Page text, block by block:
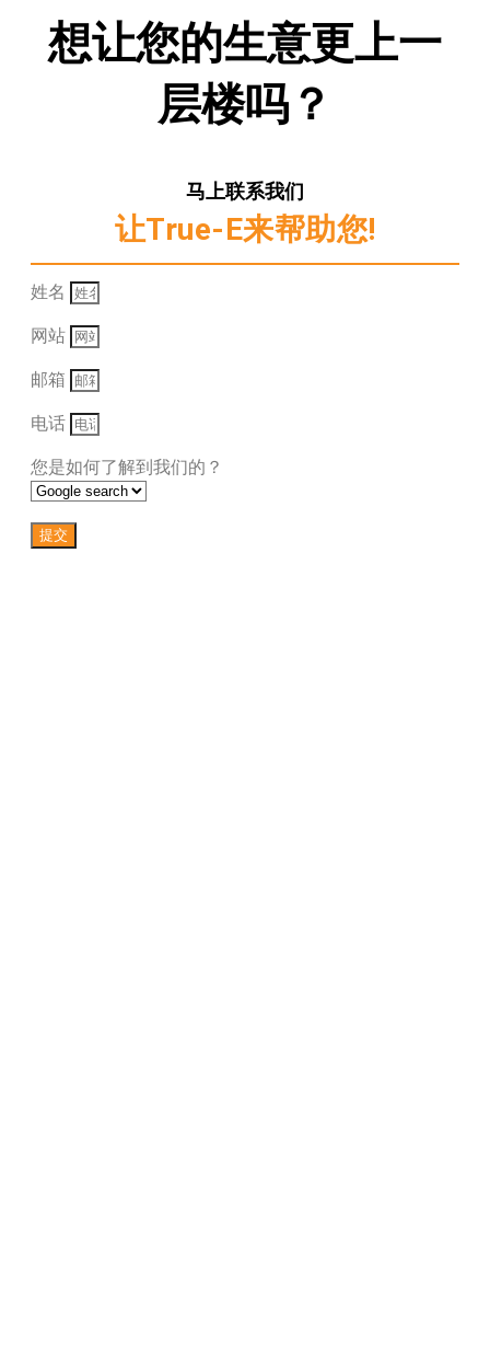
想让您的生意更上一
层楼吗？
马上联系我们
让True-E来帮助您!
姓名
网站
邮箱
电话
您是如何了解到我们的？
提交